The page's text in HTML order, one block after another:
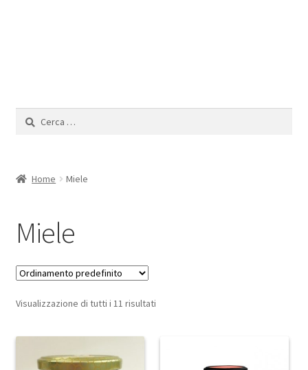
Ricerca
Home Miele
Miele
Visualizzazione di tutti i 11 risultati